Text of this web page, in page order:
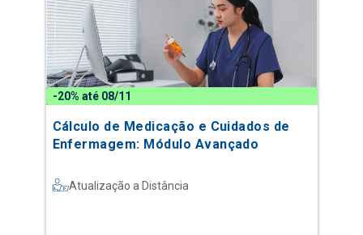
-20% até 08/11
Cálculo de Medicação e Cuidados de
Enfermagem: Módulo Avançado
Atualização a Distância